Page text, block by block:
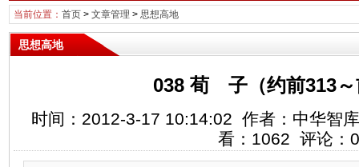
当前位置： 首页> 文章管理 > 思想高地
思想高地
038 荀 子（约前313～
时间：2012-3-17 10:14:02 作者：中华智
看： 1062 评论： 0